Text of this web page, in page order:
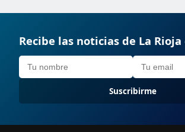
Recibe las noticias de La
Suscribirme